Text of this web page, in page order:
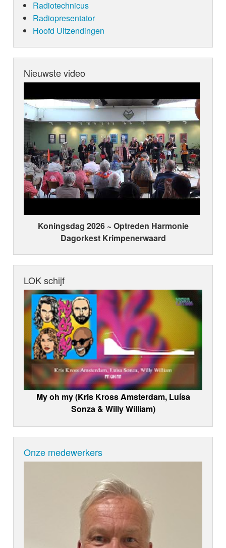
Radiotechnicus
Radiopresentator
Hoofd Uitzendingen
Nieuwste video
Koningsdag 2026 ~ Optreden Harmonie
Dagorkest Krimpenerwaard
LOK schijf
My oh my (Kris Kross Amsterdam, Luísa
Sonza & Willy William)
Onze medewerkers